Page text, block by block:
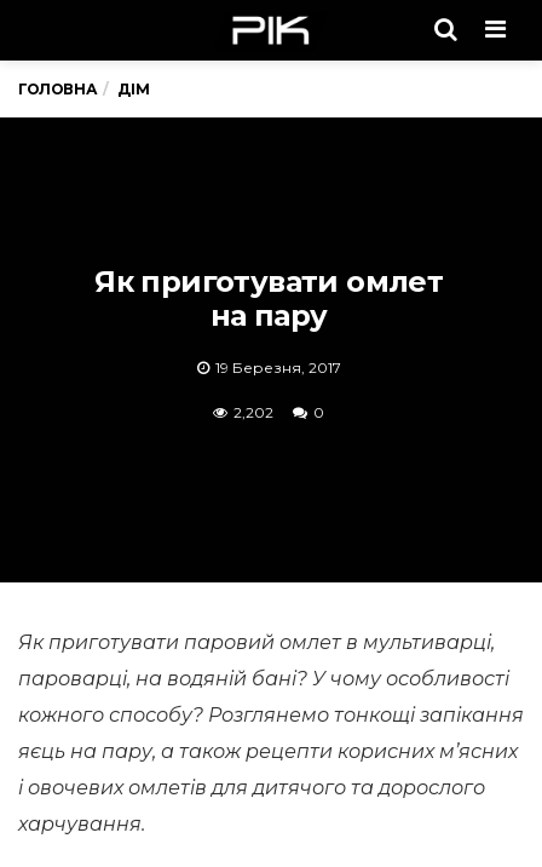
ГОЛОВНА ДІМ
Як приготувати омлет
на пару
19 Березня, 2017
2,202 0
Як приготувати паровий омлет в мультиварці,
пароварці, на водяній бані? У чому особливості
кожного способу? Розглянемо тонкощі запікання
яєць на пару, а також рецепти корисних м’ясних
і овочевих омлетів для дитячого та дорослого
харчування.